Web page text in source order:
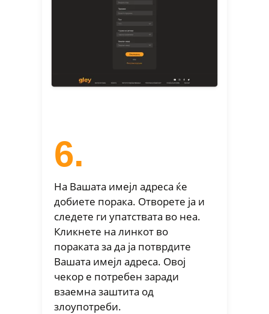
6.
На Вашата имејл адреса ќе
добиете порака. Отворете ја и
следете ги упатствата во неа.
Кликнете на линкот во
пораката за да ја потврдите
Вашата имејл адреса. Овој
чекор е потребен заради
взаемна заштита од
злоупотреби.